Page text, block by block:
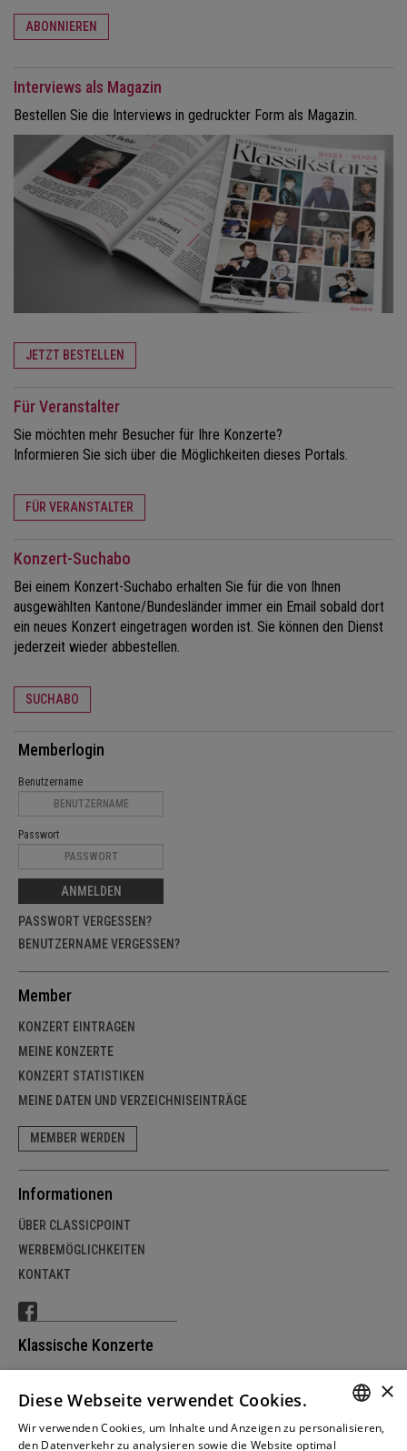
ABONNIEREN
Interviews als Magazin
Bestellen Sie die Interviews in gedruckter Form als Magazin.
JETZT BESTELLEN
Für Veranstalter
Sie möchten mehr Besucher für Ihre Konzerte?
Informieren Sie sich über die Möglichkeiten dieses Portals.
FÜR VERANSTALTER
Konzert-Suchabo
Bei einem Konzert-Suchabo erhalten Sie für die von Ihnen
ausgewählten Kantone/Bundesländer immer ein Email sobald dort
ein neues Konzert eingetragen worden ist. Sie können den Dienst
jederzeit wieder abbestellen.
SUCHABO
Memberlogin
Benutzername
Passwort
ANMELDEN
PASSWORT VERGESSEN?
BENUTZERNAME VERGESSEN?
Member
KONZERT EINTRAGEN
MEINE KONZERTE
KONZERT STATISTIKEN
MEINE DATEN UND VERZEICHNISEINTRÄGE
MEMBER WERDEN
Informationen
ÜBER CLASSICPOINT
WERBEMÖGLICHKEITEN
KONTAKT
Klassische Konzerte
DEUTSCHLAND
ÖSTERREICH
×
Diese Webseite verwendet Cookies.
Wir verwenden Cookies, um Inhalte und Anzeigen zu personalisieren,
den Datenverkehr zu analysieren sowie die Website optimal